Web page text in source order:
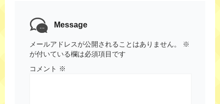
Message
メールアドレスが公開されることはありません。
※
が付いている欄は必須項目です
コメント ※